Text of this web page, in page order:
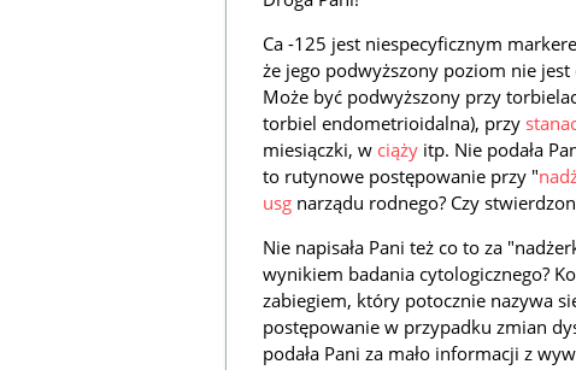
Ca -125 jest niespecyficznym
że jego podwyższony poziom nie
Może być podwyższony przy
torbiel endometrioidalna), przy
miesiączki, w ciąży itp. Nie podała
to rutynowe postępowanie przy "
usg narządu rodnego? Czy
Nie napisała Pani też co to za
wynikiem badania cytologicznego?
zabiegiem, który potocznie nazywa
postępowanie w przypadku zmian
podała Pani za mało informacji z